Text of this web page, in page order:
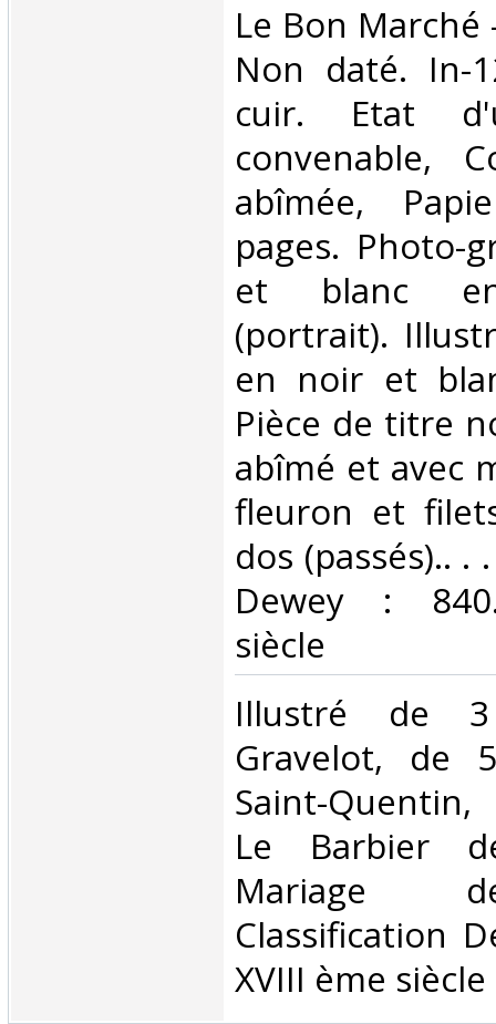
‎Le Bon Marché
Non daté. In-
cuir. Etat
convenable,
abîmée,
pages. Photo-
et blanc
(portrait).
en noir et
Pièce de titre
abîmé et avec
fleuron et
dos (passés).. .
Dewey :
siècle‎
‎Illustré de
Gravelot, de
Saint-
Le Barbier
Mariage
Classification
XVIII ème siècle‎